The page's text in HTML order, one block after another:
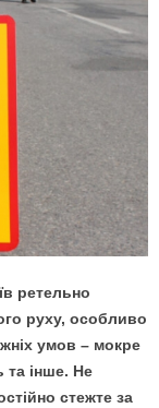
ретельно
руху, особливо
умов – мокре
та інше. Не
стежте за